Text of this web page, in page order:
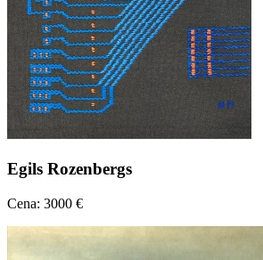
Egils Rozenbergs
Cena: 3000 €